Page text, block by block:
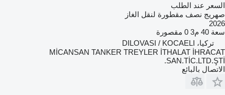
السعر عند الطلب
صهريج نصف مقطورة لنقل الغاز
2026
سعة 40 م3
0 مقصورة
تركيا، DILOVASI / KOCAELI
MİCANSAN TANKER TREYLER İTHALAT İHRACAT
SAN.TİC.LTD.ŞTİ.
الاتصال بالبائع